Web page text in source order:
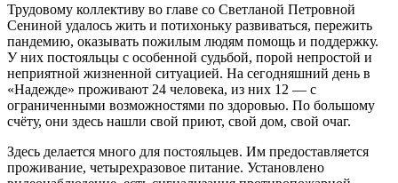
Трудовому коллективу во главе со Светланой Петровной
Сениной удалось жить и потихоньку развиваться, пережить
пандемию, оказывать пожилым людям помощь и поддержку.
У них постояльцы с особенной судьбой, порой непростой и
неприятной жизненной ситуацией. На сегодняшний день в
«Надежде» проживают 24 человека, из них 12 — с
ограниченными возможностями по здоровью. По большому
счёту, они здесь нашли свой приют, свой дом, свой очаг.
Здесь делается много для постояльцев. Им предоставляется
проживание, четырехразовое питание. Установлено